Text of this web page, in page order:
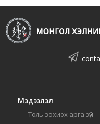
Мэдээлэл
Толь зохиох арга зүй